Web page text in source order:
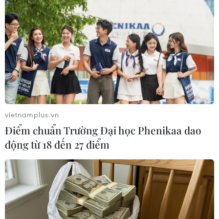
#phạm pháp
#pháp luật
#an ninh xã hội
#chính trị #VietnamPlus
#Plus.
Qatar
Theo dõi VietnamPlus
TIN LIÊN QUAN
vietnamplus.vn
Điểm chuẩn Trường Đại học Phenikaa dao
động từ 18 đến 27 điểm